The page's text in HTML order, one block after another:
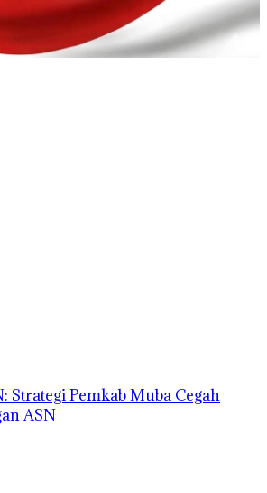
Strategi Pemkab Muba Cegah
ASN